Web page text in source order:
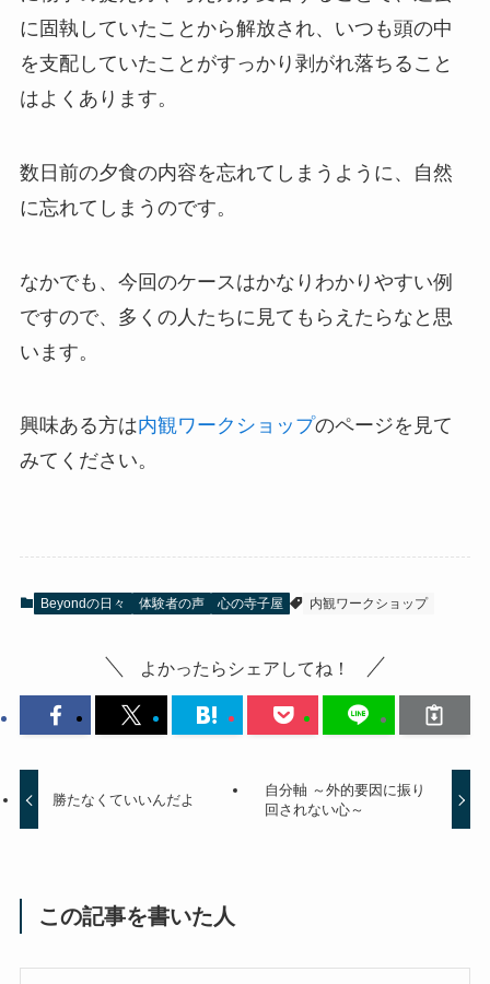
に固執していたことから解放され、いつも頭の中
を支配していたことがすっかり剥がれ落ちること
はよくあります。
数日前の夕食の内容を忘れてしまうように、自然
に忘れてしまうのです。
なかでも、今回のケースはかなりわかりやすい例
ですので、多くの人たちに見てもらえたらなと思
います。
興味ある方は内観ワークショップのページを見て
みてください。
Beyondの日々 体験者の声 心の寺子屋 内観ワークショップ
よかったらシェアしてね！
勝たなくていいんだよ
自分軸 ～外的要因に振り
回されない心～
この記事を書いた人